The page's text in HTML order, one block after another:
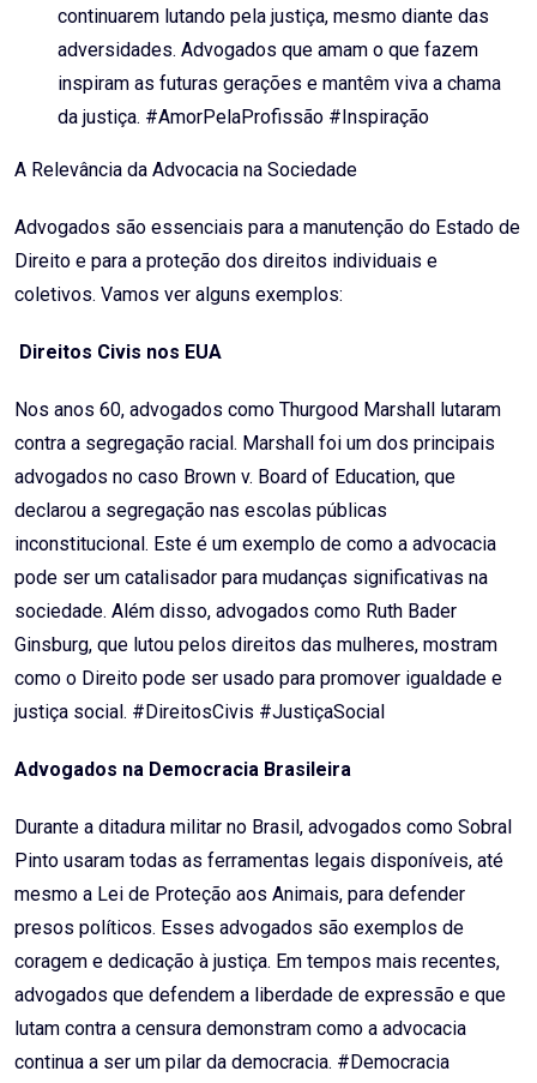
continuarem lutando pela justiça, mesmo diante das
adversidades. Advogados que amam o que fazem
inspiram as futuras gerações e mantêm viva a chama
da justiça. #AmorPelaProfissão #Inspiração
A Relevância da Advocacia na Sociedade
Advogados são essenciais para a manutenção do Estado de
Direito e para a proteção dos direitos individuais e
coletivos. Vamos ver alguns exemplos:
Direitos Civis nos EUA
Nos anos 60, advogados como Thurgood Marshall lutaram
contra a segregação racial. Marshall foi um dos principais
advogados no caso Brown v. Board of Education, que
declarou a segregação nas escolas públicas
inconstitucional. Este é um exemplo de como a advocacia
pode ser um catalisador para mudanças significativas na
sociedade. Além disso, advogados como Ruth Bader
Ginsburg, que lutou pelos direitos das mulheres, mostram
como o Direito pode ser usado para promover igualdade e
justiça social. #DireitosCivis #JustiçaSocial
Advogados na Democracia Brasileira
Durante a ditadura militar no Brasil, advogados como Sobral
Pinto usaram todas as ferramentas legais disponíveis, até
mesmo a Lei de Proteção aos Animais, para defender
presos políticos. Esses advogados são exemplos de
coragem e dedicação à justiça. Em tempos mais recentes,
advogados que defendem a liberdade de expressão e que
lutam contra a censura demonstram como a advocacia
continua a ser um pilar da democracia. #Democracia